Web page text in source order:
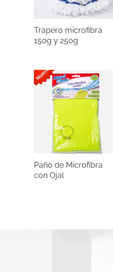
Trapero microfibra
150g y 250g
Paño de Microfibra
con Ojal